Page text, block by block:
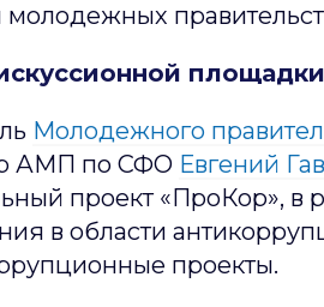
Молодежного
АМП по СФО Евгений
проект «ПроКор», в
в области
проекты.